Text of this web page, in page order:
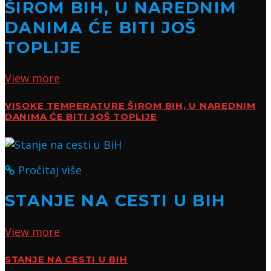
ŠIROM BIH, U NAREDNIM
DANIMA ĆE BITI JOŠ
TOPLIJE
View more
VISOKE TEMPERATURE ŠIROM BIH, U NAREDNIM
DANIMA ĆE BITI JOŠ TOPLIJE
Pročitaj više
STANJE NA CESTI U BIH
View more
STANJE NA CESTI U BIH